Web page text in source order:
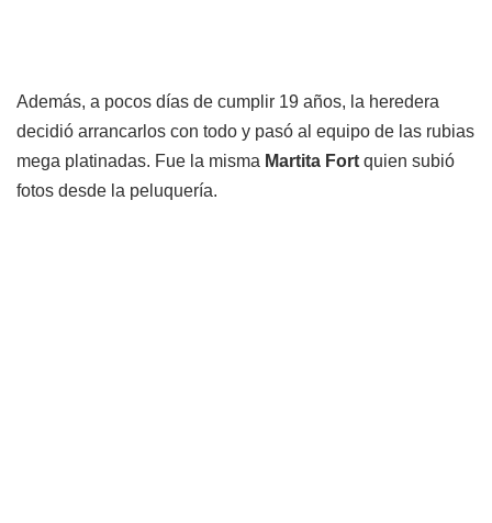
Además, a pocos días de cumplir 19 años, la heredera
decidió arrancarlos con todo y pasó al equipo de las rubias
mega platinadas. Fue la misma Martita Fort quien subió
fotos desde la peluquería.